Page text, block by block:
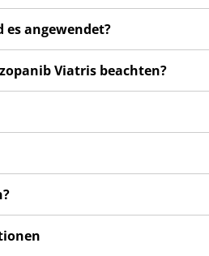
angewendet?
Viatris beachten?